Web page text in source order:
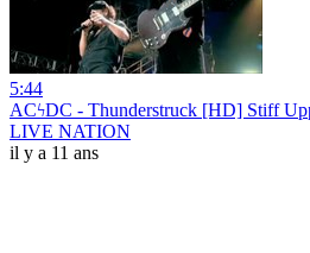
5:44
ACϟDC - Thunderstruck [HD] Stiff
LIVE NATION
il y a 11 ans